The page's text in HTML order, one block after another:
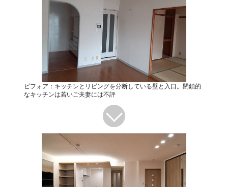
ビフォア：キッチンとリビングを分断している壁と入口。閉鎖的
なキッチンは若いご夫妻には不評